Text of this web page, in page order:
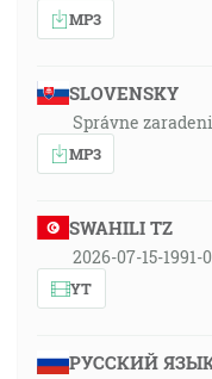
MP3
SLOVENSKY
Správne
MP3
SWAHILI TZ
2026-07-15-
YT
РУССКИЙ